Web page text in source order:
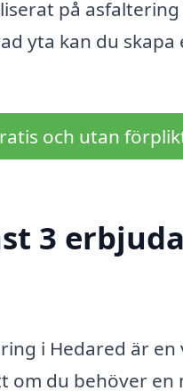
på
yta kan du
och utan
3
i Hedared är
om du behöver